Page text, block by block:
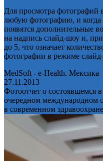
Для просмотра фотографий
любую фотографию, и когда
появятся дополнительные
на надпись слайд-шоу и,
до 5, что означает
фотографии в режиме
MedSoft - e-Health. Мексика
27.11.2013
Фотоотчет о состоявшемся
очередном международном
в современном